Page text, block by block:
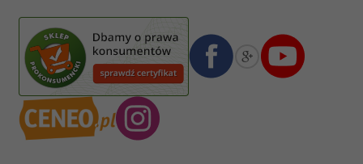
08 1140 2004 0000 3102 4903 0792